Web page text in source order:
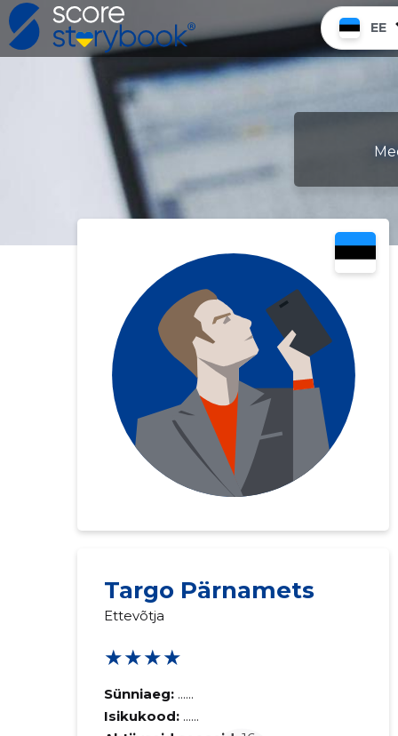
EE
Targo Pärnamets
Ettevõtja
★★★★
Sünniaeg: ......
Isikukood: ......